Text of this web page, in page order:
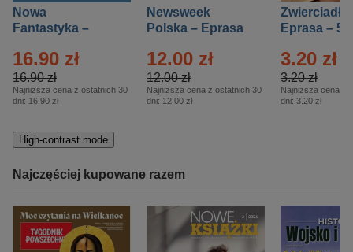
Nowa
Fantastyka –
16.90 zł
16.90 zł
Najniższa cena z ostatnich 30
dni: 16.90 zł
Newsweek
Polska – Eprasa
12.00 zł
12.00 zł
Najniższa cena z ostatnich 30
dni: 12.00 zł
Zwierciadło
Eprasa – 5/
3.20 zł
3.20 zł
Najniższa cena z
dni: 3.20 zł
High-contrast mode
Najczęściej kupowane razem